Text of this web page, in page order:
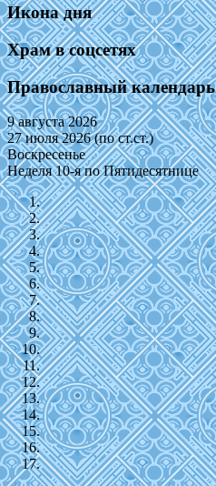
Икона дня
Храм в соцсетях
Православный календарь
9 августа 2026
27 июля 2026 (по ст.ст.)
Воскресенье
Неделя 10-я по Пятидесятнице